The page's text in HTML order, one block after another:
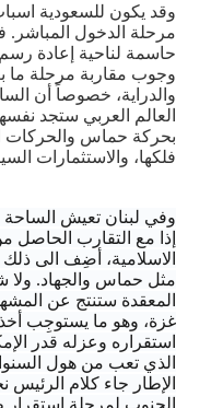
وقد يكون للسعودية
مرحلة الدخول
حاسمة لناحية إعادة
وجوب مقاربة مرحلة ما
والدراية، خصوصاً أن
العالم العربي ستجد
بحركة حماس والحركات
فلكها، والاستثمارات
وفي لبنان تعيش
إذا مع التقارب الحاصل
الاسلامية، أضِف الى ذلك
مثل حماس والجهاد.
المعقدة ستنتج عن
غزة، وهو ما يستوجِب أخذ
استقراره وعزله قدر
الذي تعب من هول
الإطار جاء كلام
الجنوب لمرحلة استقرار